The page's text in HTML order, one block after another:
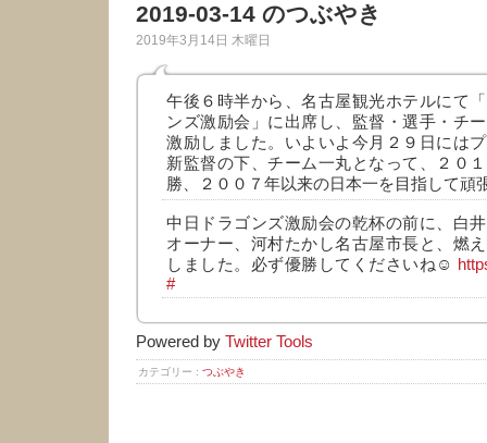
2019-03-14 のつぶやき
2019年3月14日 木曜日
午後６時半から、名古屋観光ホテルにて
ンズ激励会」に出席し、監督・選手・チ
激励しました。いよいよ今月２９日には
新監督の下、チーム一丸となって、２０
勝、２００７年以来の日本一を目指して頑
中日ドラゴンズ激励会の乾杯の前に、白
オーナー、河村たかし名古屋市長と、燃
しました。必ず優勝してくださいね☺️
#
Powered by Twitter Tools
カテゴリー : つぶやき